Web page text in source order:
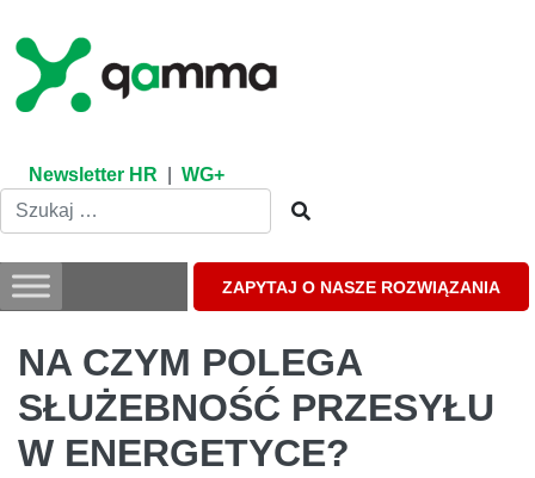
content
Newsletter HR WG+
ZAPYTAJ O NASZE ROZWIĄZANIA
NA CZYM POLEGA
SŁUŻEBNOŚĆ PRZESYŁU
W ENERGETYCE?